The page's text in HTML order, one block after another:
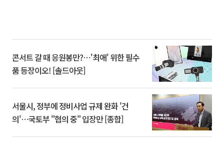
콘서트 갈 때 응원봉만?⋯'최애' 위한 필수
품 등장이오! [솔드아웃]
서울시, 정부에 정비사업 규제 완화 '건
의'⋯국토부 "협의 중" 입장만 [종합]